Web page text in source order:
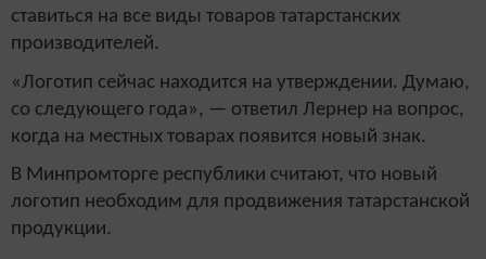
ставиться на все виды товаров татарстанских
производителей.
«Логотип сейчас находится на утверждении. Думаю,
со следующего года», — ответил Лернер на вопрос,
когда на местных товарах появится новый знак.
В Минпромторге республики считают, что новый
логотип необходим для продвижения татарстанской
продукции.